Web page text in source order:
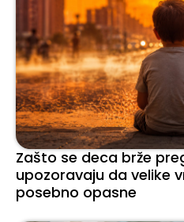
Zašto se deca brže
upozoravaju da velike
posebno opasne